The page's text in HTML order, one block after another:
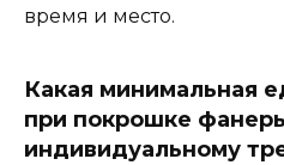
время и место.
Какая минимальная
при покрошке
индивидуальному